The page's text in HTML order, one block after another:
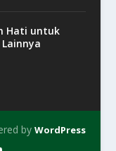
Hati untuk
by WordPress